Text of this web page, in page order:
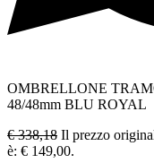
OMBRELLONE
48/48mm BLU ROYAL
€338,18 Il prezzo
è: € 149,00.